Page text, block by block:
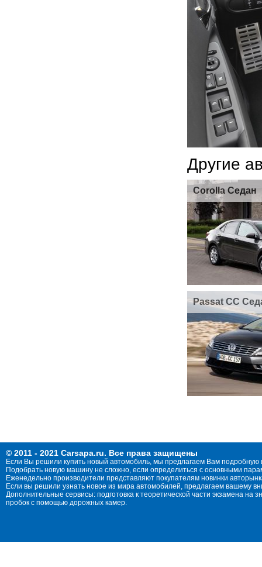
Другие
Corolla Седан
Passat CC
© 2011 - 2021 Carsapa.ru. Все права защищены
Если Вы решили купить новый автомобиль, мы предлагаем Вам
Подобрать новую машину не сложно, если определиться с основными
Еженедельно производители представляют покупателям новинки
Если вы решили узнать новое из мира автомобилей, предлагаем вашему
Дополнительные сервисы: подготовка к теоретической части экзамена
пробок с помощью дорожных камер.